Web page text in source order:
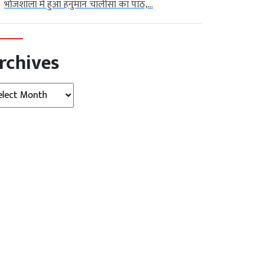
भोजशाला में हुआ हनुमान चालीसा का पाठ,...